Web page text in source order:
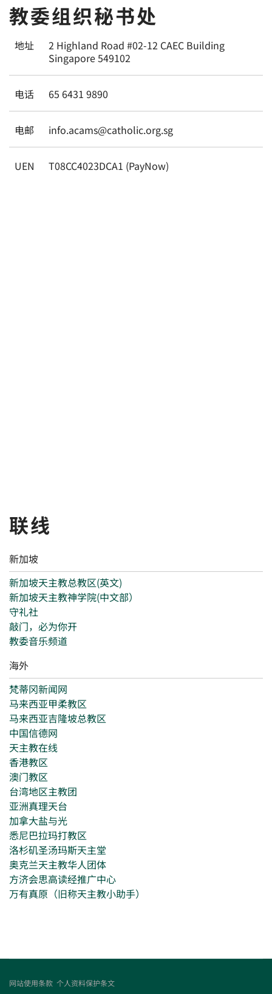
教委组织秘书处
地址
2 Highland Road #02-12 CAEC Building
Singapore 549102
电话 65 6431 9890
电邮 info.acams@catholic.org.sg
UEN T08CC4023DCA1 (PayNow)
联线
新加坡
新加坡天主教总教区(英文)
新加坡天主教神学院(中文部）
守礼社
敲门，必为你开
教委音乐频道
海外
梵蒂冈新闻网
马来西亚甲柔教区
马来西亚吉隆坡总教区
中国信德网
天主教在线
香港教区
澳门教区
台湾地区主教团
亚洲真理天台
加拿大盐与光
悉尼巴拉玛打教区
洛杉矶圣汤玛斯天主堂
奥克兰天主教华人团体
方济会思高读经推广中心
万有真原（旧称天主教小助手）
网站使用条款 个人资料保护条文